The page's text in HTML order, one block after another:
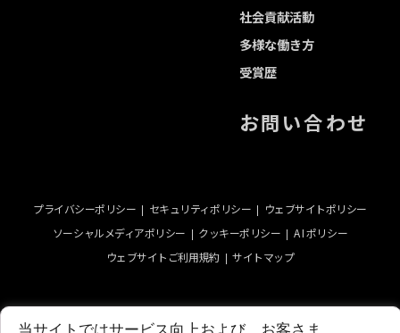
社会貢献活動
多様な働き方
受賞歴
お問い合わせ
プライバシーポリシー セキュリティポリシー
ウェブサイトポリシー
ソーシャルメディアポリシー
クッキーポリシー
A I ポリシー
ウェブサイトご利用規約
サイトマップ